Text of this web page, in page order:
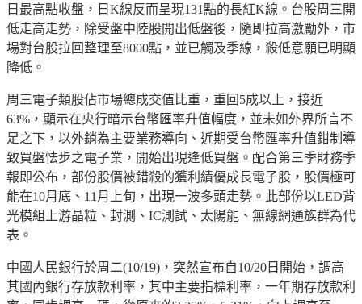
日最高點收盤，日K線反而呈現131點的長紅K線。台股周三開
低走高走勢，除受盤中陸股開出低盤後，隨即拉高激勵外，市
場對台股拉回整理至8000點，並已觸及季線，殺低意願已明顯
降低。
周三電子類股佔市場總成交值比重，重回5成以上，接近
63%，顯示在央行暗示台幣匯率升值幅度，並未如外界所言不
足之下，以外銷為主要業務導向、近期受台幣匯率升值鉗制導
致買盤怯步之電子業，開始出現逢低買盤。配合第三季財務季
報即公布，部份股價被錯殺的獲利績優成長電子股，股價極可
能在10月底、11月上旬，出現一波多頭走勢。此部份以LED背
光模組上游晶粒、封測、IC測試、太陽能、無線網通族群為代
表。
中國人民銀行於周二(10/19)，突然宣布自10/20日開始，調高
其國內銀行存放款利率，其中主要指標利率，一年期存放款利